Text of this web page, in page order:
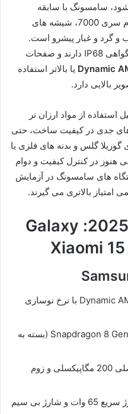
سامسونگ با سابقه
طولانی در استفاده از آلیاژ آلومینیوم سری 7000، شیشه های
گرد و غبار پیشرو است.
گوشی های پرچمدار این برند اغلب گواهی IP68 دارند و صفحات
Dynamic یا بالاتر استفاده
بالایی دارد.
استفاده از مواد ارزان تر
های جدی در کیفیت ساخت، حتی
گلس و بدنه های فلزی یا
هنوز در کنترل کیفیت و دوام
های سامسونگ در آزمایش
بالاتری می گیرند.
بررسی پرچمداران 2025: Galaxy
نمایشگر: 6.9 اینچ Dynamic AMOLED 3X با نرخ نوسازی
پردازنده: Exynos 2500 یا Snapdragon 8 Gen 4 (بسته به
دوربین: چهارگانه با سنسور اصلی 200 مگاپیکسلی و زوم
باتری: 5500 میلی آمپر با شارژ سریع 65 وات و شارژ بی سیم